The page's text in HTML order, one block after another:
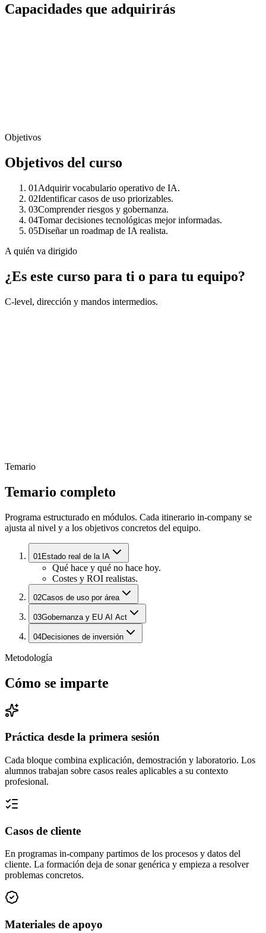
Capacidades que adquirirás
Objetivos
Objetivos del curso
01 Adquirir vocabulario operativo de IA.
02Identificar casos de uso priorizables.
03Comprender riesgos y gobernanza.
04Tomar decisiones tecnológicas mejor informadas.
05Diseñar un roadmap de IA realista.
A quién va dirigido
¿Es este curso para ti o para tu equipo?
C-level, dirección y mandos intermedios.
Temario
Temario completo
Programa estructurado en módulos. Cada itinerario in-company se
ajusta al nivel y a los objetivos concretos del equipo.
01 Estado real de la IA
Qué hace y qué no hace hoy.
Costes y ROI realistas.
02Casos de uso por área
03Gobernanza y EU AI Act
04Decisiones de inversión
Metodología
Cómo se imparte
Práctica desde la primera sesión
Cada bloque combina explicación, demostración y laboratorio. Los
alumnos trabajan sobre casos reales aplicables a su contexto
profesional.
Casos de cliente
En programas in-company partimos de los procesos y datos del
cliente. La formación deja de sonar genérica y empieza a resolver
problemas concretos.
Materiales de apoyo